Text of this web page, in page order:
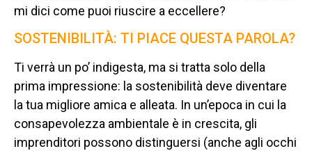
mi dici come puoi riuscire a eccellere?
SOSTENIBILITÀ: TI PIACE QUESTA PAROLA?
Ti verrà un po’ indigesta, ma si tratta solo della
prima impressione: la sostenibilità deve diventare
la tua migliore amica e alleata. In un’epoca in cui la
consapevolezza ambientale è in crescita, gli
imprenditori possono distinguersi (anche agli occhi